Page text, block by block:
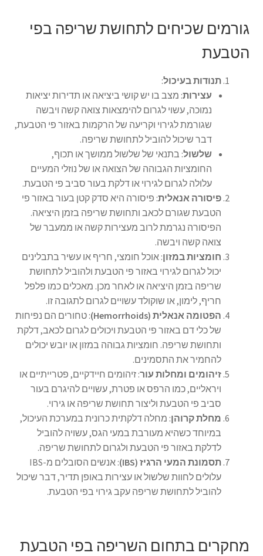
גורמים שכיחים לתחושת שריפה בפי
הטבעת
תנודות בעיכול:
עצירות: מצב בו יש קושי ביציאה או תדירות יציאות
נמוכה, עשוי לגרום להימצאות צואה קשה ויבשה
שגורמת לגירוי וקריעה של הרקמות באזור פי הטבעת,
דבר שיכול להוביל לתחושת שריפה.
שלשול: בתנאי של שלשול ממושך או תכוף,
החומציות הגבוהה של הצואה או של נוזלי המעיים
עלולה לגרום לגירוי או דלקת בעור סביב פי הטבעת.
פיסורה אנאלית: פיסורה היא סדק קטן בעור באזור פי
הטבעת שגורם לכאב ותחושת שריפה בזמן היציאה.
הפיסורה נגרמת לרוב מעצירות קשה או ממעבר של
צואה קשה ויבשה.
חומציות במזון: אוכל חומצי, חריף או עשיר בתבלינים
יכול לגרום לגירוי באזור פי הטבעת ולהוביל לתחושת
שריפה בזמן היציאה או לאחר מכן. מאכלים כמו פלפל
חריף, לימון, או שוקולד עשויים לגרום לתגובה זו.
הפטומה אנאלית (Hemorrhoids)
: טחורים הם נפיחות
של כלי דם באזור פי הטבעת ויכולים לגרום לכאב, דלקת
ותחושת שריפה. חומציות גבוהה במזון או יובש יכולים
להחמיר את התסמינים.
זיהומים ומחלות עור: זיהומים חיידקיים, פטרייתיים או
ויראליים, כמו הרפס או פטרת, עשויים להיגרם בעור
סביב פי הטבעת וליצור תחושת שריפה או גירוי.
מחלת קרוהן: מחלה דלקתית כרונית במערכת העיכול,
במיוחד כשהיא מעורבת במעי הגס, עשויה להוביל
לדלקת באזור פי הטבעת ולגרום לתחושת שריפה.
תסמונת המעי הרגיז (IBS)
: אנשים הסובלים מ-IBS
עלולים לחוות שלשול או עצירות באופן תדיר, דבר שיכול
להוביל לתחושת שריפה עקב גירוי בפי הטבעת.
מחקרים בתחום השריפה בפי הטבעת